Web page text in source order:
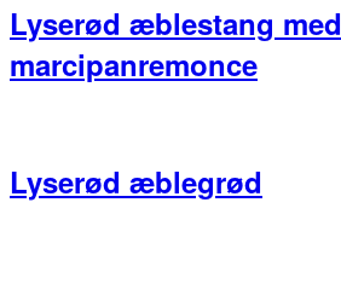
Lyserød æblestang med
marcipanremonce
Lyserød æblegrød